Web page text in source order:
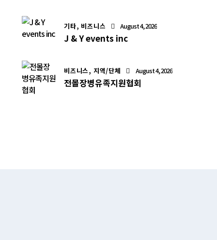
기타, 비즈니스 August 4, 2026
J & Y events inc
비즈니스, 지역/단체 August 4, 2026
전몰장병유족지원협회